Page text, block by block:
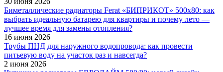
Биметаллические радиаторы Ferat «БИПРИКОТ» 500x80: как
выбрать идеальную батарею для квартиры и почему лето —
лучшее время для замены отопления?
16 июня 2026
Трубы ПНД для наружного водопровода: как провести
питьевую воду на участок раз и навсегда?
2 июня 2026